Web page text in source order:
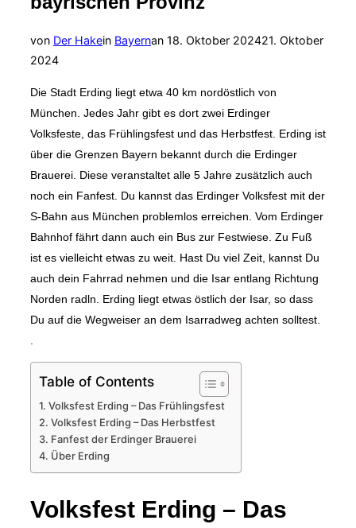
von Der Hakein Bayernan Veröffentlicht
18. Oktober 202421. Oktober
2024
Die Stadt Erding liegt etwa 40 km nordöstlich von
München. Jedes Jahr gibt es dort zwei Erdinger
Volksfeste, das Frühlingsfest und das Herbstfest. Erding ist
über die Grenzen Bayern bekannt durch die Erdinger
Brauerei. Diese veranstaltet alle 5 Jahre zusätzlich auch
noch ein Fanfest. Du kannst das Erdinger Volksfest mit der
S-Bahn aus München problemlos erreichen. Vom Erdinger
Bahnhof fährt dann auch ein Bus zur Festwiese. Zu Fuß
ist es vielleicht etwas zu weit. Hast Du viel Zeit, kannst Du
auch dein Fahrrad nehmen und die Isar entlang Richtung
Norden radln. Erding liegt etwas östlich der Isar, so dass
Du auf die Wegweiser an dem Isarradweg achten solltest.
Table of Contents
Volksfest Erding – Das Frühlingsfest
Volksfest Erding – Das Herbstfest
Fanfest der Erdinger Brauerei
Über Erding
Volksfest Erding – Das